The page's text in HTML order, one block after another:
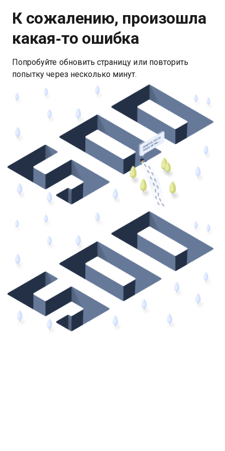
К сожалению, произошла
какая‑то ошибка
Попробуйте обновить страницу или повторить
попытку через несколько минут.